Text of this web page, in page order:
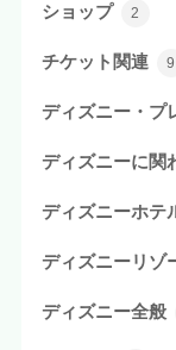
ショップ 2
チケット関連 9
ディズニー・プ
ディズニーに関
ディズニーホテ
ディズニーリゾ
ディズニー全般